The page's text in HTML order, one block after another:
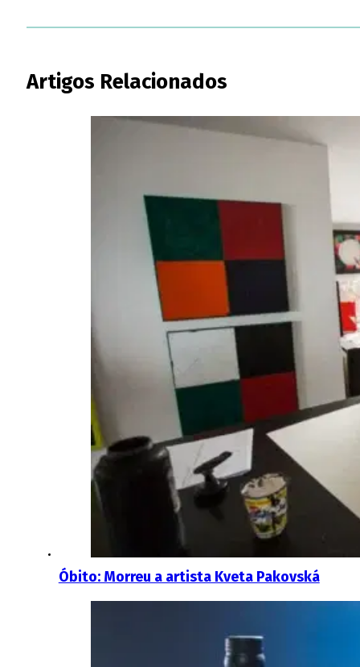
Artigos Relacionados
Óbito: Morreu a artista Kveta Pakovská